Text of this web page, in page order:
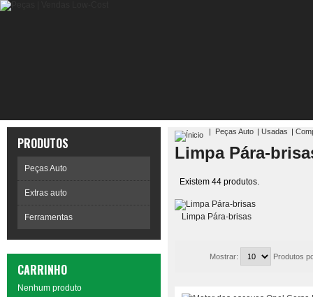
PRODUTOS
Peças Auto
Extras auto
Ferramentas
CARRINHO
Nenhum produto
| Peças Auto | Usadas |
Limpa Pára-
Existem 44 produtos.
Limpa Pára-brisas
Mostrar: Produtos